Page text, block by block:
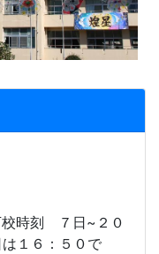
日~２０
１６：５０で